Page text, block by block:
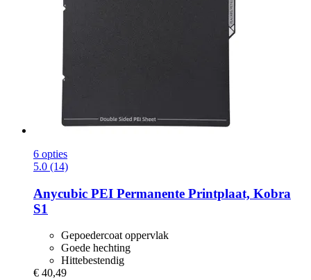
6 opties
5.0 (14)
Anycubic PEI Permanente Printplaat, Kobra
S1
Gepoedercoat oppervlak
Goede hechting
Hittebestendig
€ 40,49